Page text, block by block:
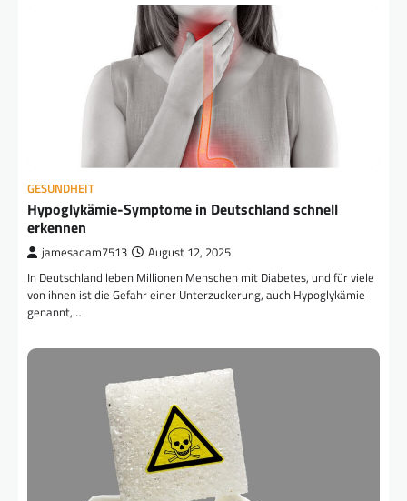
GESUNDHEIT
Hypoglykämie-Symptome in Deutschland schnell
erkennen
jamesadam7513 August 12, 2025
In Deutschland leben Millionen Menschen mit Diabetes, und für viele
von ihnen ist die Gefahr einer Unterzuckerung, auch Hypoglykämie
genannt,…